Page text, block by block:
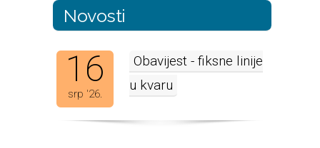
Novosti
16
srp '26.
Obavijest - fiksne linije
u kvaru